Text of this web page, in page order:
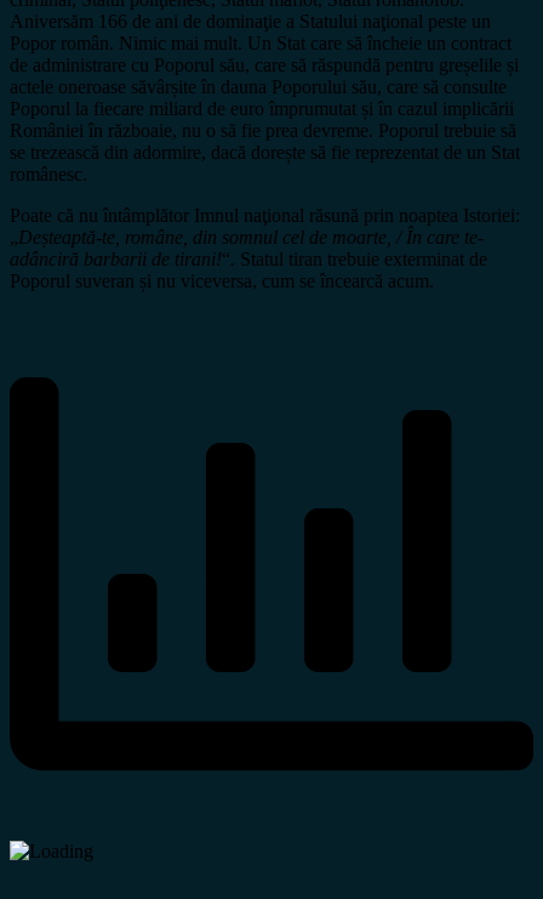
Aniversăm 166 de ani de dominaţie a Statului naţional peste un
Popor român. Nimic mai mult. Un Stat care să încheie un contract
de administrare cu Poporul său, care să răspundă pentru greșelile și
actele oneroase săvârșite în dauna Poporului său, care să consulte
Poporul la fiecare miliard de euro împrumutat și în cazul implicării
României în războaie, nu o să fie prea devreme. Poporul trebuie să
se trezească din adormire, dacă dorește să fie reprezentat de un Stat
românesc.
Poate că nu întâmplător Imnul naţional răsună prin noaptea Istoriei:
„Deșteaptă-te, române, din somnul cel de moarte, / În care te-
adânciră barbarii de tirani!“. Statul tiran trebuie exterminat de
Poporul suveran și nu viceversa, cum se încearcă acum.